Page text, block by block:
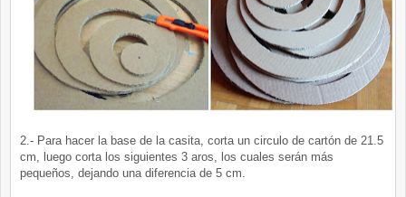
2.- Para hacer la base de la casita, corta un circulo de cartón de 21.5
cm, luego corta los siguientes 3 aros, los cuales serán más
pequeños, dejando una diferencia de 5 cm.